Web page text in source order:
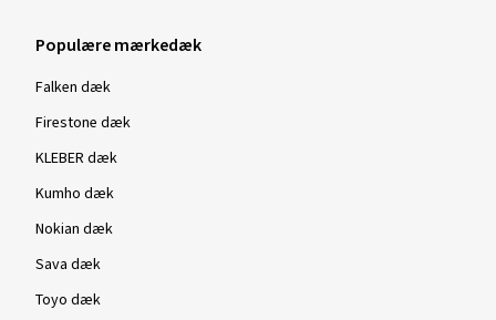
Populære mærkedæk
Falken dæk
Firestone dæk
KLEBER dæk
Kumho dæk
Nokian dæk
Sava dæk
Toyo dæk